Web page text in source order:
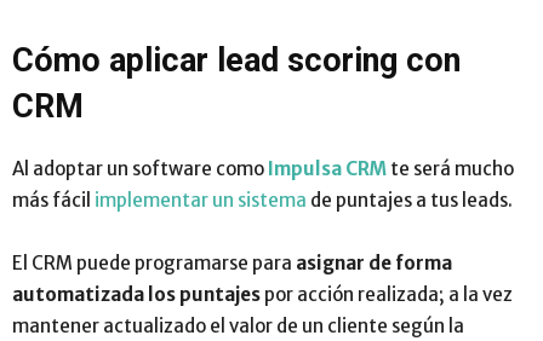
Cómo aplicar lead scoring con
CRM
Al adoptar un software como Impulsa CRM te será mucho
más fácil implementar un sistema de puntajes a tus leads.
El CRM puede programarse para asignar de forma
automatizada los puntajes por acción realizada; a la vez
mantener actualizado el valor de un cliente según la